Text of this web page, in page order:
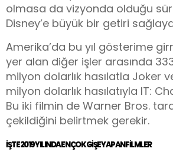
olmasa da vizyonda olduğu
Disney’e büyük bir getiri
Amerika’da bu yıl gösterime
yer alan diğer işler arasında
milyon dolarlık hasılatla Joker
milyon dolarlık hasılatıyla IT:
Bu iki filmin de Warner Bros.
çekildiğini belirtmek gerekir.
İŞTE 2019 YILINDA EN ÇOK GIŞE YAPAN FILMLER